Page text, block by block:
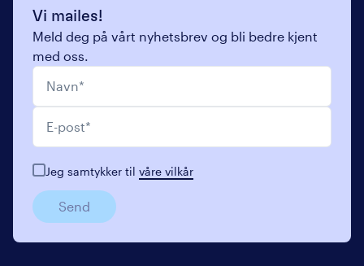
Vi mailes!
Meld deg på vårt nyhetsbrev og bli bedre kjent
med oss.
Jeg samtykker tilvåre vilkår
Send